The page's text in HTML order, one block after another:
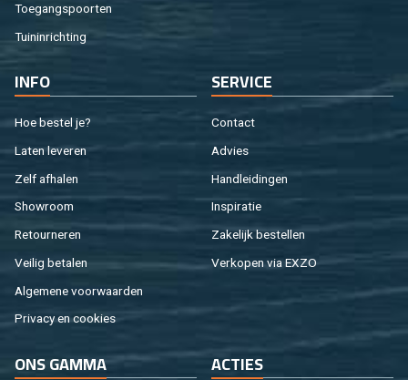
Toe­gangs­poor­ten
Tuin­in­rich­ting
INFO
Hoe be­stel je?
Laten le­ve­ren
Zelf af­ha­len
Show­room
Re­tour­ne­ren
Vei­lig be­ta­len
Al­ge­me­ne voor­waar­den
Pri­va­cy en coo­kies
SER­VI­CE
Con­tact
Ad­vies
Hand­lei­din­gen
In­spi­ra­tie
Za­ke­lijk be­stel­len
Ver­ko­pen via EXZO
ONS GAMMA AC­TIES